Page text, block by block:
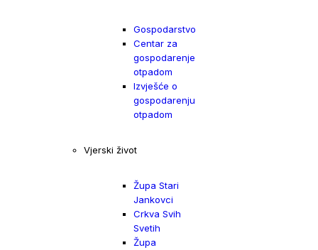
Gospodarstvo
Centar za
gospodarenje
otpadom
Izvješće o
gospodarenju
otpadom
Vjerski život
Župa Stari
Jankovci
Crkva Svih
Svetih
Župa